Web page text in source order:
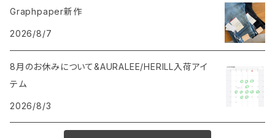
Graphpaper新作
2026/8/7
8月のお休みについて&AURALEE/HERILL入荷アイ
テム
2026/8/3